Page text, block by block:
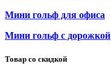
Мини гольф для офиса
Мини гольф с дорожкой
Товар со скидкой